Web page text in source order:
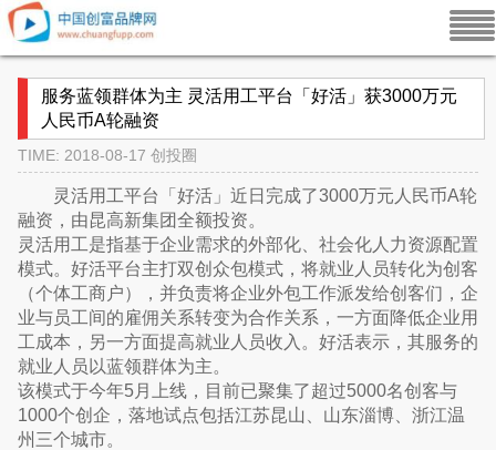
服务蓝领群体为主 灵活用工平台「好活」获3000万元
人民币A轮融资
TIME: 2018-08-17 创投圈
灵活用工平台「好活」近日完成了3000万元人民币A轮
融资，由昆高新集团全额投资。
灵活用工是指基于企业需求的外部化、社会化人力资源配置
模式。好活平台主打双创众包模式，将就业人员转化为创客
（个体工商户），并负责将企业外包工作派发给创客们，企
业与员工间的雇佣关系转变为合作关系，一方面降低企业用
工成本，另一方面提高就业人员收入。好活表示，其服务的
就业人员以蓝领群体为主。
该模式于今年5月上线，目前已聚集了超过5000名创客与
1000个创企，落地试点包括江苏昆山、山东淄博、浙江温
州三个城市。